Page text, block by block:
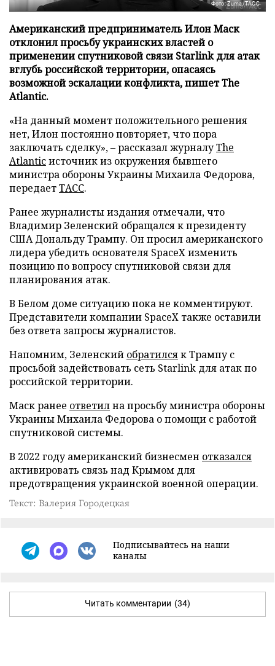
Фото: Zuma/ТАСС
Американский предприниматель Илон Маск
отклонил просьбу украинских властей о
применении спутниковой связи Starlink для атак
вглубь российской территории, опасаясь
возможной эскалации конфликта, пишет The
Atlantic.
«На данный момент положительного решения
нет, Илон постоянно повторяет, что пора
заключать сделку», – рассказал журналуThe
Atlanticисточник из окружения бывшего
министра обороны Украины Михаила Федорова,
передаетТАСС.
Ранее журналисты издания отмечали, что
Владимир Зеленский обращался к президенту
США Дональду Трампу. Он просил американского
лидера убедить основателя SpaceX изменить
позицию по вопросу спутниковой связи для
планирования атак.
В Белом доме ситуацию пока не комментируют.
Представители компании SpaceX также оставили
без ответа запросы журналистов.
Напомним, Зеленский обратилсяк Трампу с
просьбой задействовать сеть Starlink для атак по
российской территории.
Маск ранее ответилна просьбу министра обороны
Украины Михаила Федорова о помощи с работой
спутниковой системы.
В 2022 году американский бизнесмен отказался
активировать связь над Крымом для
предотвращения украинской военной операции.
Текст: Валерия Городецкая
Подписывайтесь на наши
каналы
Читать комментарии (34)